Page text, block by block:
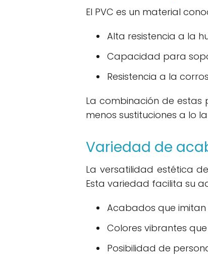
El PVC es un material
Alta resistencia a la
Capacidad para
Resistencia a la
La combinación de
menos sustituciones a lo
Variedad de
La versatilidad estética
Esta variedad facilita su
Acabados que
Colores vibrantes
Posibilidad de